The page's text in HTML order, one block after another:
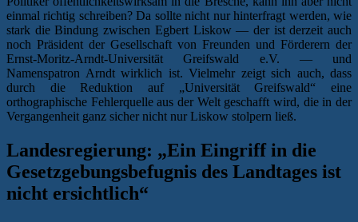
einmal richtig schreiben? Da sollte nicht nur hinterfragt werden, wie
stark die Bindung zwischen Egbert Liskow — der ist derzeit auch
noch Präsident der Gesellschaft von Freunden und Förderern der
Ernst-Moritz-Arndt-Universität Greifswald e.V. — und
Namenspatron Arndt wirklich ist. Vielmehr zeigt sich auch, dass
durch die Reduktion auf „Universität Greifswald“ eine
orthographische Fehlerquelle aus der Welt geschafft wird, die in der
Vergangenheit ganz sicher nicht nur Liskow stolpern ließ.
Landesregierung: „Ein Eingriff in die
Gesetzgebungsbefugnis des Landtages ist
nicht ersichtlich“